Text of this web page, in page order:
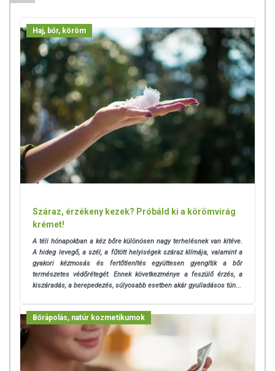
kezelőorvosával! Kerülni kell a szembejutást. Az ajánlott napi
alkalmazási mennyiséget ne lépje túl! Ne használja irritált vagy sérült
bőrfelületen! Ne használja a készítményt, ha az összetevők
bármelyikére érzékeny vagy allergiás! Ha kiütés jelentkezik,
függessze fel a használatát! Gyermekektől elzárva tartandó.
Haj, bőr, köröm
Száraz, érzékeny kezek? Próbáld ki a körömvirág
krémet!
A téli hónapokban a kéz bőre különösen nagy terhelésnek van kitéve.
A hideg levegő, a szél, a fűtött helyiségek száraz klímája, valamint a
gyakori kézmosás és fertőtlenítés együttesen gyengítik a bőr
természetes védőrétegét. Ennek következménye a feszülő érzés, a
kiszáradás, a berepedezés, súlyosabb esetben akár gyulladásos tün...
Bőrápolás, natúr kozmetikumok